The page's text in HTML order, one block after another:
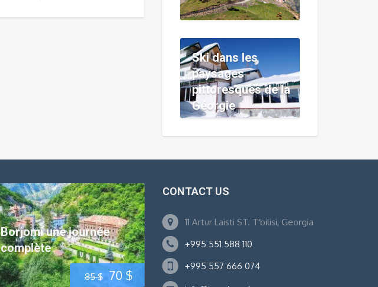
Ski dans les
paysages
pittoresques de la
Géorgie
85$ Le
70 $Le
Borjomi une journée
complète
CONTACT US
11 Artur Laisti ST. T'bilisi, Georgia
+995 551 588 110
+995 557 666 074